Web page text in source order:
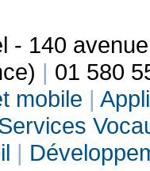
- 140
| 01 580
mobile |
|